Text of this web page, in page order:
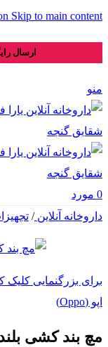
Skip to main content
ارسال رایگان
منو
0 مورد
داروخانه آنلاین/
برای بزرگنمایی کلیک
اپو (Oppo)
مچ بند کشی بلند